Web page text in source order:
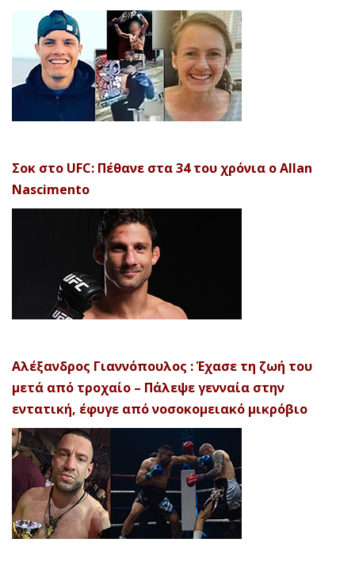
Σοκ στο UFC: Πέθανε στα 34 του χρόνια ο Allan
Nascimento
Αλέξανδρος Γιαννόπουλος : Έχασε τη ζωή του
μετά από τροχαίο – Πάλεψε γενναία στην
εντατική, έφυγε από νοσοκομειακό μικρόβιο